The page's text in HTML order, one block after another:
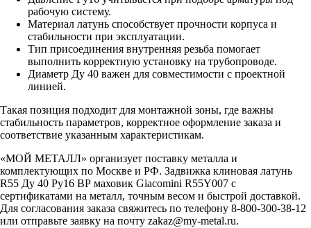
рабочую систему.
Материал латунь способствует прочности корпуса и
стабильности при эксплуатации.
Тип присоединения внутренняя резьба помогает
выполнить корректную установку на трубопроводе.
Диаметр Ду 40 важен для совместимости с проектной
линией.
Такая позиция подходит для монтажной зоны, где важны
стабильность параметров, корректное оформление заказа и
соответствие указанным характеристикам.
«МОЙ МЕТАЛЛ» организует поставку металла и
комплектующих по Москве и РФ. Задвижка клиновая латунь
R55 Ду 40 Ру16 ВР маховик Giacomini R55Y007 с
сертификатами на металл, точным весом и быстрой доставкой.
Для согласования заказа свяжитесь по телефону 8-800-300-38-12
или отправьте заявку на почту zakaz@my-metal.ru.